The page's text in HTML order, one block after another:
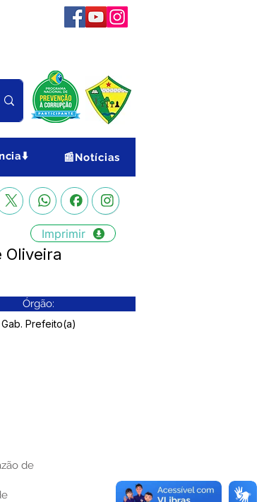
📰Notícias
Imprimir
Oliveira
Órgão:
Gab. Prefeito(a)
de